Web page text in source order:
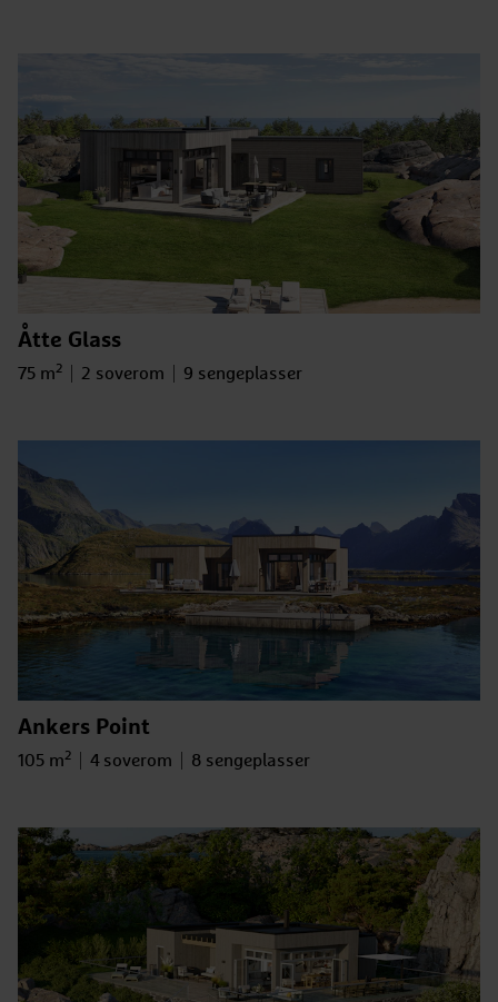
Åtte Glass
Bruksareal
75 m2 Antall soverom
2 soverom Antall sengeplasser
9 sengeplasser
Ankers Point
Bruksareal
105 m2 Antall soverom
4 soverom Antall sengeplasser
8 sengeplasser